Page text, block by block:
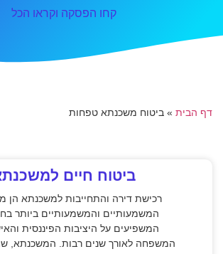
קחו הפסקה וקראו הכל
דף הבית » ביטוח משכנתא טפחות
ביטוח חיים
רכישת דירה והתחייבות למשכנתא הן
המשמעותיים והמשמעותיים ביותר
המשפיעים על היציבות הפיננסית
המשפחה לאורך שנים רבות. המשכנתא,